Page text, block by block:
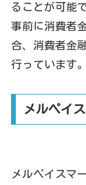
ることが可能
事前に消費者
合、消費者金
行っています。
メルペイ
メルペイスマ